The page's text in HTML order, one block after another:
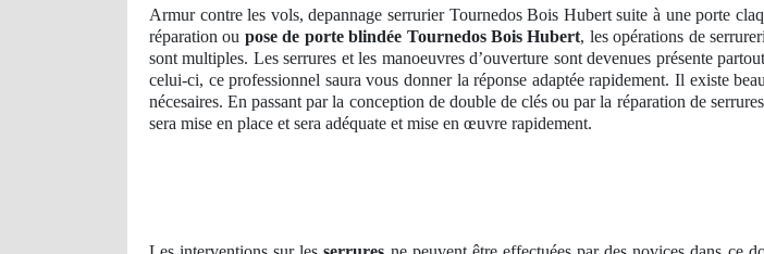
Armur contre les vols, depannage serrurier Tournedos Bois Hubert suite à une porte
réparation ou pose de porte blindée Tournedos Bois Hubert, les opérations de
sont multiples. Les serrures et les manoeuvres d’ouverture sont devenues présente
celui-ci, ce professionnel saura vous donner la réponse adaptée rapidement. Il existe
nécesaires. En passant par la conception de double de clés ou par la réparation de
sera mise en place et sera adéquate et mise en œuvre rapidement.